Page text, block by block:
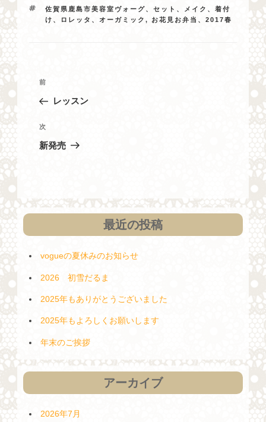
ゴ
リ
タ
グ
佐賀県鹿島市美容室ヴォーグ、セット、メイク、着付
け、ロレッタ、オーガミック, お花見お弁当、2017春
投
ビ
ゲ
ン
過
去
投
稿
前
レッスン
次
の
次
新発売
最近の投稿
vogueの夏休みのお知らせ
2026 初雪だるま
2025年もありがとうございました
2025年もよろしくお願いします
年末のご挨拶
アーカイブ
2026年7月